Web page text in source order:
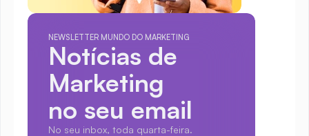
NEWSLETTER MUNDO DO MARKETING
Notícias de
Marketing
no seu email
No seu inbox, toda quarta-feira.